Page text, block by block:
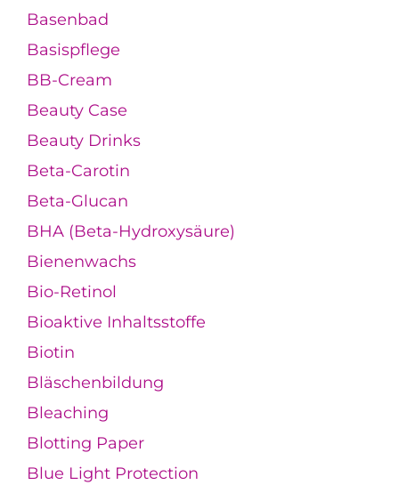
Basenbad
Basispflege
BB-Cream
Beauty Case
Beauty Drinks
Beta-Carotin
Beta-Glucan
BHA (Beta-Hydroxysäure)
Bienenwachs
Bio-Retinol
Bioaktive Inhaltsstoffe
Biotin
Bläschenbildung
Bleaching
Blotting Paper
Blue Light Protection